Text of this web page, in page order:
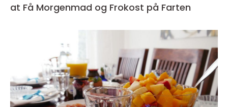
at Få Morgenmad og Frokost på Farten